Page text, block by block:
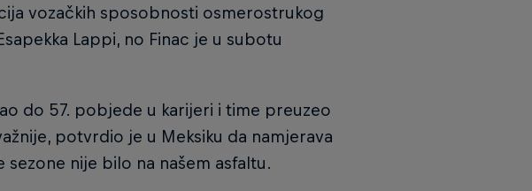
vozačkih sposobnosti osmerostrukog
Lappi, no Finac je u subotu
do 57. pobjede u karijeri i time preuzeo
potvrdio je u Meksiku da namjerava
nije bilo na našem asfaltu.